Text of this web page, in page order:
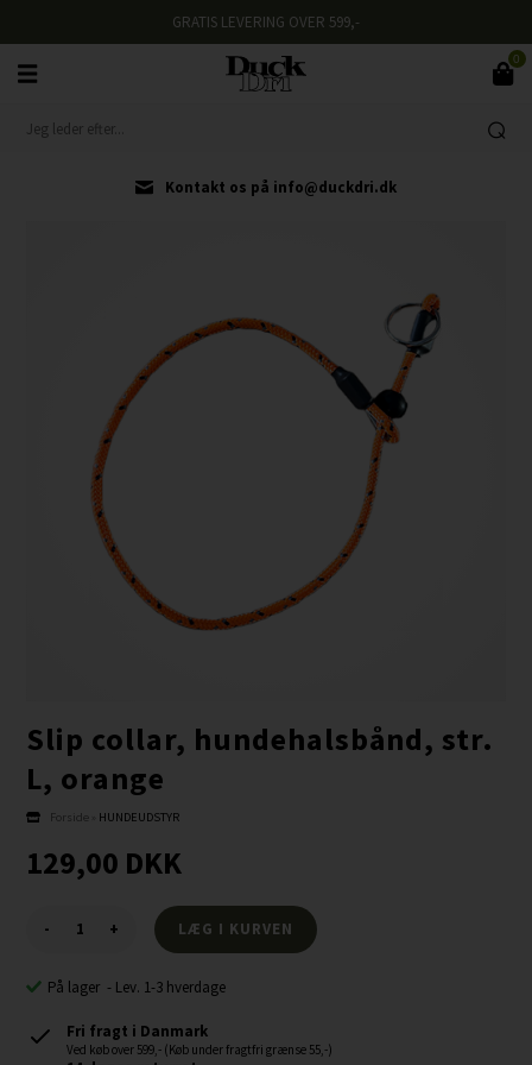
GRATIS LEVERING OVER 599,-
0
Kontakt os på info@duckdri.dk
Slip collar, hundehalsbånd, str.
L, orange
Forside HUNDEUDSTYR
129,00 DKK
- +
På lager - Lev. 1-3 hverdage
Fri fragt i Danmark
Ved køb over 599,- (Køb under fragtfri grænse 55,-)